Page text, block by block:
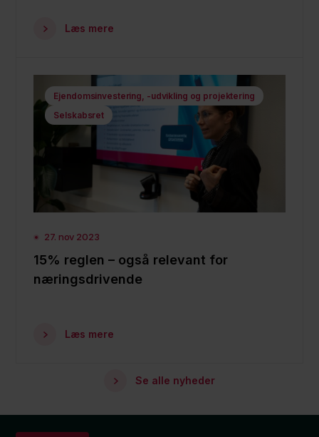
Læs mere
Ejendomsinvestering, -udvikling og projektering
Selskabsret
27. nov 2023
15% reglen – også relevant for
næringsdrivende
Læs mere
Se alle nyheder